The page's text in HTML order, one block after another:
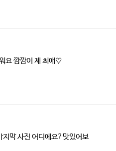
요 깜깜이 제 최애♡
지막 사진 어디에요?맛있어보